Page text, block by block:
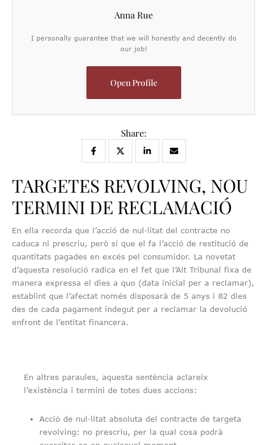
Anna Rue
I personally guarantee that we will honestly and decently do
our job!
Open Profile
Share:
TARGETES REVOLVING, NOU
TERMINI DE RECLAMACIÓ
En ella recorda que l’acció de nul·litat del contracte no
caduca ni prescriu, però sí que el fa l’acció de restitució de
quantitats pagades en excés pel consumidor. La novetat
d’aquesta resolució radica en el fet que l’Alt Tribunal fixa de
manera expressa el dies a quo (data inicial per a reclamar),
establint que l’afectat només disposarà de 5 anys i 82 dies
des de cada pagament indegut per a reclamar la devolució
enfront de l’entitat financera.
En altres paraules, aquesta sentència aclareix
l’existència i termini de totes dues accions:
Acció de nul·litat absoluta del contracte de targeta
revolving: no prescriu, per la qual cosa podrà